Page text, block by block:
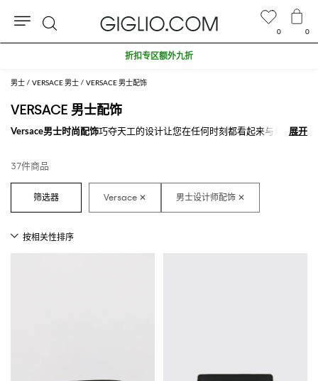
男士 VERSACE 男士 VERSACE 男士配饰
VERSACE 男士配饰
Versace男士时尚配饰巧夺天工的设计让您在任何时刻都看起来与众不展开
展开
37件商品
0 0
折扣专区额外九折